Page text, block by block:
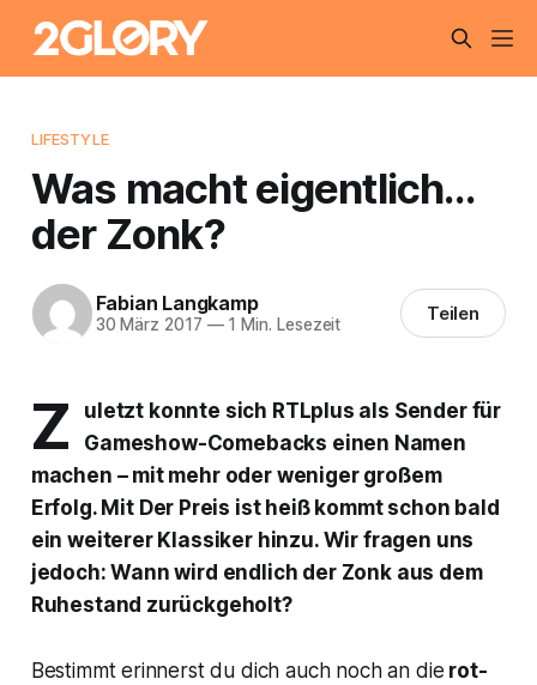
LIFESTYLE
Was macht eigentlich…
der Zonk?
Fabian Langkamp
30 März 2017 —1 Min. Lesezeit Teilen
Z
uletzt konnte sich RTLplus als Sender für
Gameshow-Comebacks einen Namen
machen – mit mehr oder weniger großem
Erfolg. Mit Der Preis ist heißkommt schon bald
ein weiterer Klassiker hinzu. Wir fragen uns
jedoch: Wann wird endlich der Zonk aus dem
Ruhestand zurückgeholt?
Bestimmt erinnerst du dich auch noch an die rot-